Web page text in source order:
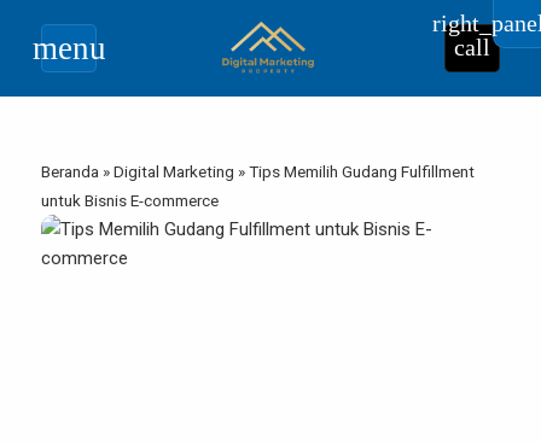
menu call
Beranda »Digital Marketing »Tips Memilih Gudang Fulfillment
untuk Bisnis E-commerce